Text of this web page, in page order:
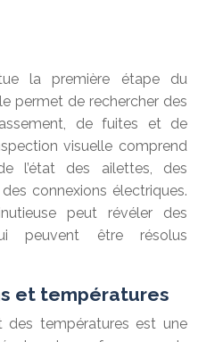
la première étape du
permet de rechercher des
de fuites et de
visuelle comprend
l’état des ailettes, des
connexions électriques.
peut révéler des
peuvent être résolus
et températures
des températures est une